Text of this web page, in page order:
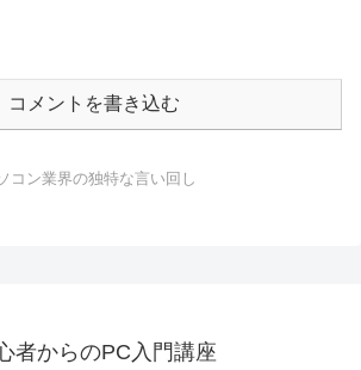
コメントを書き込む
コン業界の独特な言い回し
者からのPC入門講座